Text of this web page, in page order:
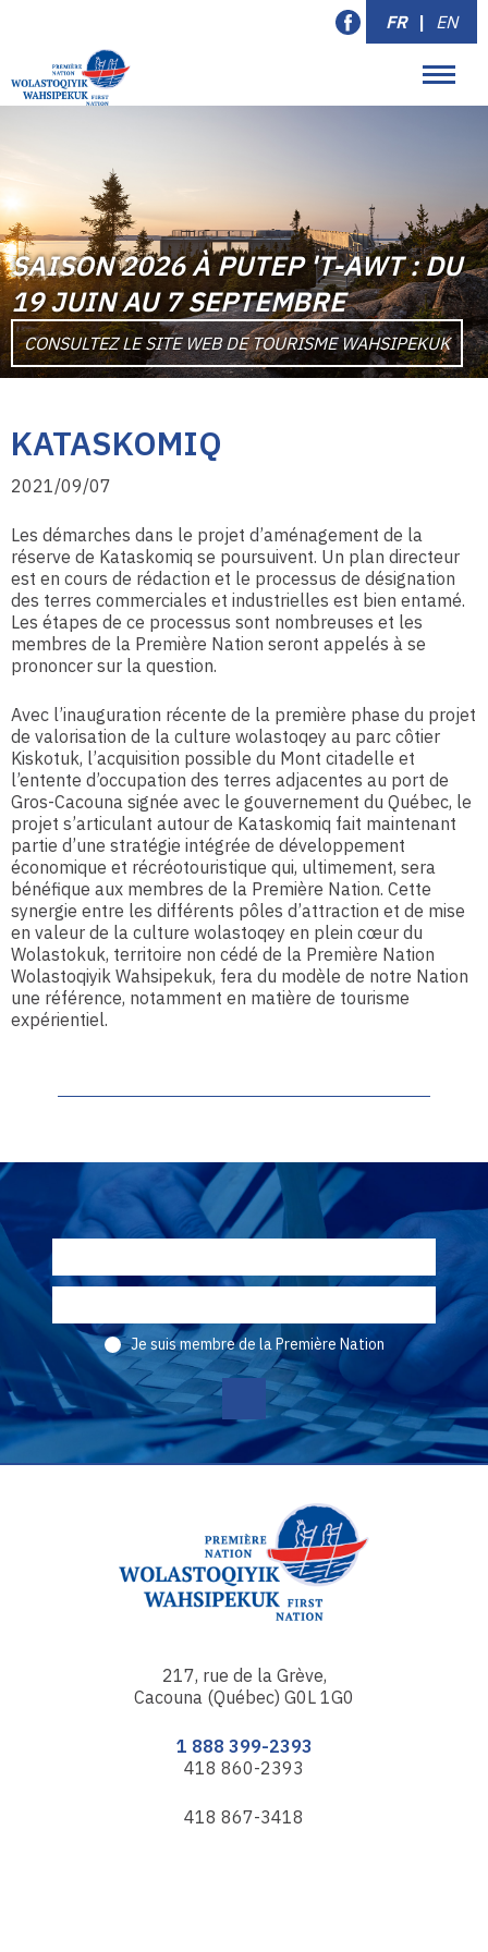
FR | EN
SAISON 2026 À PUTEP 'T-AWT : DU
19 JUIN AU 7 SEPTEMBRE
CONSULTEZ LE SITE WEB DE TOURISME WAHSIPEKUK
KATASKOMIQ
2021/09/07
Les démarches dans le projet d’aménagement de la
réserve de Kataskomiq se poursuivent. Un plan directeur
est en cours de rédaction et le processus de désignation
des terres commerciales et industrielles est bien entamé.
Les étapes de ce processus sont nombreuses et les
membres de la Première Nation seront appelés à se
prononcer sur la question.
Avec l’inauguration récente de la première phase du projet
de valorisation de la culture wolastoqey au parc côtier
Kiskotuk, l’acquisition possible du Mont citadelle et
l’entente d’occupation des terres adjacentes au port de
Gros-Cacouna signée avec le gouvernement du Québec, le
projet s’articulant autour de Kataskomiq fait maintenant
partie d’une stratégie intégrée de développement
économique et récréotouristique qui, ultimement, sera
bénéfique aux membres de la Première Nation. Cette
synergie entre les différents pôles d’attraction et de mise
en valeur de la culture wolastoqey en plein cœur du
Wolastokuk, territoire non cédé de la Première Nation
Wolastoqiyik Wahsipekuk, fera du modèle de notre Nation
une référence, notamment en matière de tourisme
expérientiel.
Je suis membre de la Première Nation
217, rue de la Grève,
Cacouna (Québec) G0L 1G0
1 888 399-2393
418 860-2393
418 867-3418